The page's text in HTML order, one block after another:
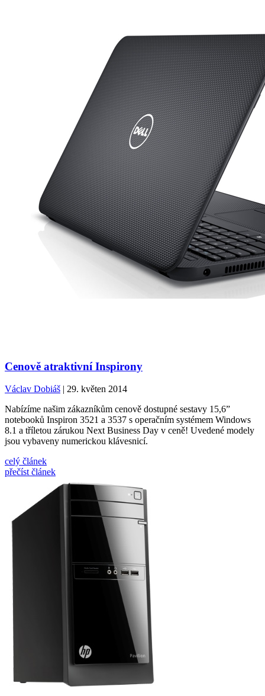
Cenově atraktivní Inspirony
Václav Dobiáš | 29. květen 2014
Nabízíme našim zákazníkům cenově dostupné sestavy 15,6”
notebooků Inspiron 3521 a 3537 s operačním systémem Windows
8.1 a tříletou zárukou Next Business Day v ceně! Uvedené modely
jsou vybaveny numerickou klávesnicí.
celý článek
přečíst článek